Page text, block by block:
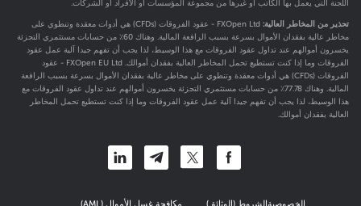
اللجنة التي يعمل بها الكاتب أو غيرها من مجموعة المؤسسات أو الأفراد أو الشركات.
تحذير من المخاطر العالية:
FXOpen Ltd - عقود الفروقات (CFDs) هي أدوات معقدة وتنطوي على
مخاطر عالية بفقدان الأموال بسرعة بسبب الرافعة المالية. وهناك 60٪ من حسابات مستثمري التجزئة
يخسرون أموالهم عند تداول عقود الفروقات مع هذا الوسيط، لذا يجب أن تفهم جيدا آلية عمل عقود
الفروقات وما إذا كنت تستطيع تحمل المخاطر العالية بفقدان أموالك. FXOpen EU Ltd - عقود
الفروقات (CFDs) هي أدوات معقدة وتنطوي على مخاطر عالية بفقدان الأموال بسرعة بسبب الرافعة
المالية. وهناك 77.78٪ من حسابات مستثمري التجزئة يخسرون أموالهم عند تداول عقود الفروقات مع
هذا الوسيط، لذا يجب أن تفهم جيدا آلية عمل عقود الفروقات وما إذا كنت تستطيع تحمل المخاطر
العالية بفقدان أموالك.
الخصوصيةالشروط (الوثائق) مكافحة غسل الأموال (AML)